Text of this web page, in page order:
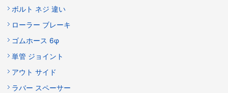
ボルト ネジ 違い
ローラー ブレーキ
ゴムホース 6φ
単管 ジョイント
アウト サイド
ラバー スペーサー